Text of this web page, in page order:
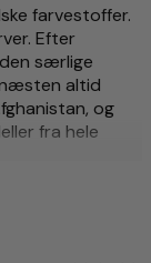
farvestoffer.
Efter
særlige
altid
og
fra hele